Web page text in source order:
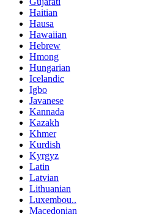
Haitian
Hausa
Hawaiian
Hebrew
Hmong
Hungarian
Icelandic
Igbo
Javanese
Kannada
Kazakh
Khmer
Kurdish
Kyrgyz
Latin
Latvian
Lithuanian
Luxembou..
Macedonian